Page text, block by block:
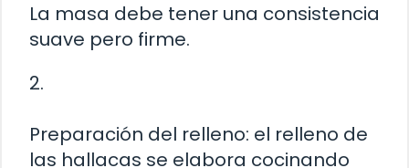
La masa debe tener una consistencia
suave pero firme.
2.
Preparación del relleno: el relleno de
las hallacas se elabora cocinando